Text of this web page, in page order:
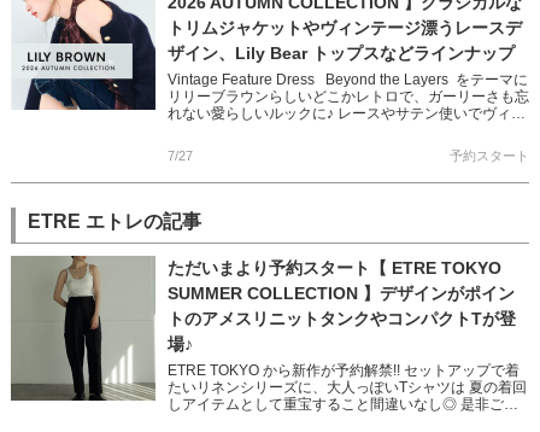
トリムジャケットやヴィンテージ漂うレースデ
ザイン、Lily Bear トップスなどラインナップ
Vintage Feature Dress Beyond the Layers をテーマに
リリーブラウンらしいどこかレトロで、ガーリーさも忘
れない愛らしいルックに♪ レースやサテン使いでヴィン
7/27 予約スタート
ETRE エトレの記事
ただいまより予約スタート【 ETRE TOKYO
SUMMER COLLECTION 】デザインがポイン
トのアメスリニットタンクやコンパクトTが登
場♪
ETRE TOKYO から新作が予約解禁!! セットアップで着
たいリネンシリーズに、大人っぽいTシャツは 夏の着回
しアイテムとして重宝すること間違いなし◎ 是非ご覧